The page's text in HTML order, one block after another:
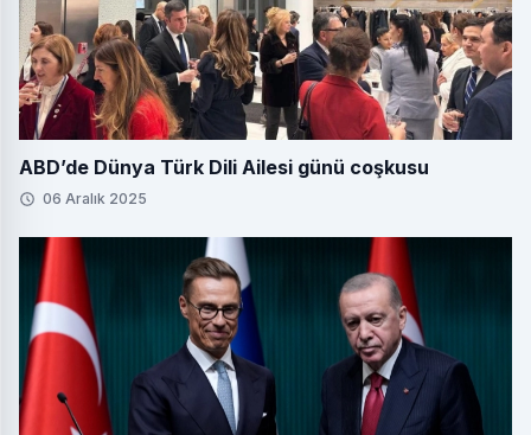
ABD’de Dünya Türk Dili Ailesi günü coşkusu
06 Aralık 2025